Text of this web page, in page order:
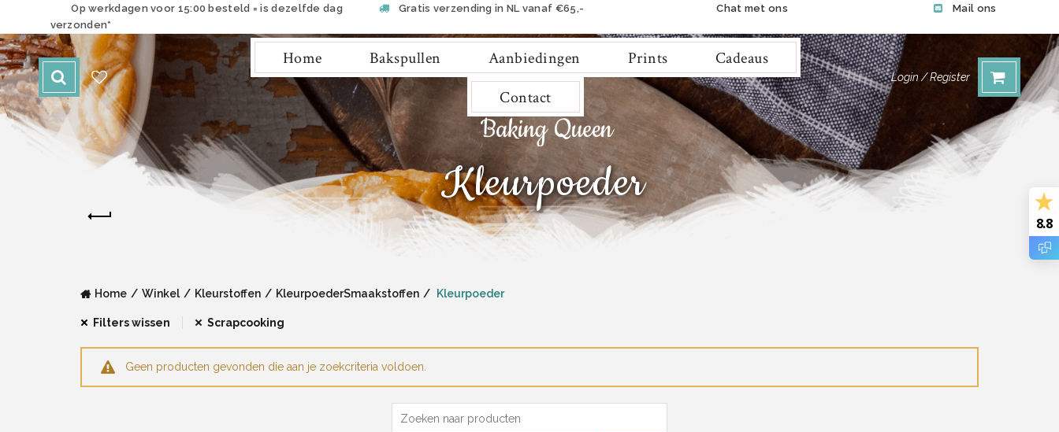
Op werkdagen voor 15:00 besteld = is dezelfde dag
verzonden*
Gratis verzending in NL vanaf €65,- Chat met ons Mail ons
Home Bakspullen Aanbiedingen Prints
Cadeaus
Contact
Login / Register
Kleurpoeder
Home Winkel Kleurstoffen KleurpoederSmaakstoffen Kleurpoeder
Filters wissen Scrapcooking
Geen producten gevonden die aan je zoekcriteria voldoen.
Zoek
8.8